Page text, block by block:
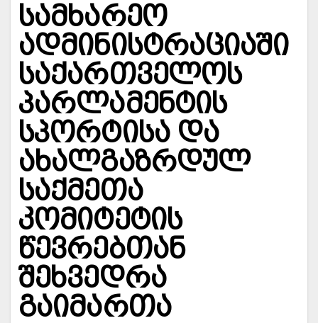
სამხარეო
ადმინისტრაციაში
საქართველოს
პარლამენტის
სპორტისა და
ახალგაზრდულ
საქმეთა
კომიტეტის
წევრებთან
შეხვედრა
გაიმართა